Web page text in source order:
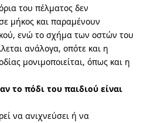
του πέλματος δεν
μήκος και παραμένουν
ενώ το σχήμα των οστών του
ανάλογα, οπότε και η
μονιμοποιείται, όπως και η
το πόδι του παιδιού είναι
να ανιχνεύσει ή να